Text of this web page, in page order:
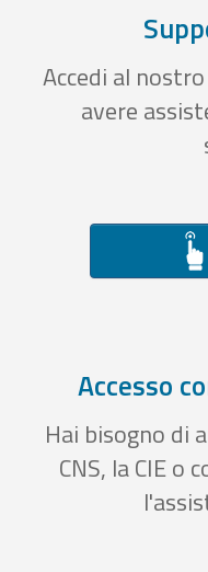
Accedi al
avere
Accesso
Hai bisogno di
CNS, la CIE o